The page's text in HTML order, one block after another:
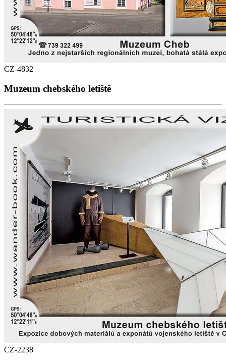
CZ-4832
Muzeum chebského letiště
CZ-2238